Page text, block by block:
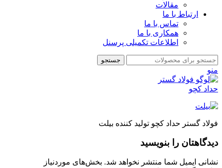
مقالات
ارتباط با ما
تماس با ما
همکاری با ما
اطلاعات تکمیلی پرسنل
جستجو
منو
فولاد گستر حداد کچو تولید کننده بیلت
دیدگاهتان را بنویسید
نشانی ایمیل شما منتشر نخواهد شد. بخش‌های موردنیاز